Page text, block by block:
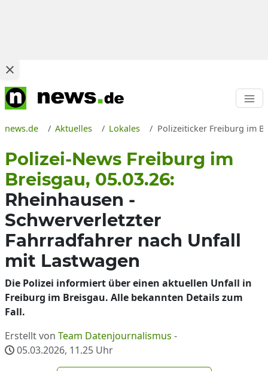
news.de Aktuelles Lokales Polizeiticker Freiburg im
Polizei-News Freiburg im
Breisgau, 05.03.26:
Rheinhausen -
Schwerverletzter
Fahrradfahrer nach Unfall
mit Lastwagen
Die Polizei informiert über einen aktuellen Unfall in
Freiburg im Breisgau. Alle bekannten Details zum
Fall.
Erstellt von Team Datenjournalismus -
05.03.2026, 11.25 Uhr